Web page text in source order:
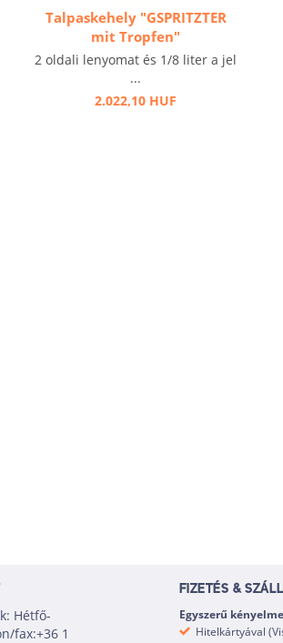
Talpaskehely "GSPRITZTER
mit Tropfen"
2 oldali lenyomat és 1/8 liter a jel
...
2.022,10 HUF
Hétfő-
fax:+36 1
FIZETÉS &
Egyszerű
Hitelkártyával